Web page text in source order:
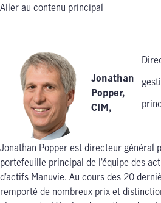
Aller au contenu principal
Jonathan
Popper,
CIM,
Jonathan Popper est directeur général
portefeuille principal de l’équipe des
d’actifs Manuvie. Au cours des 20
remporté de nombreux prix et